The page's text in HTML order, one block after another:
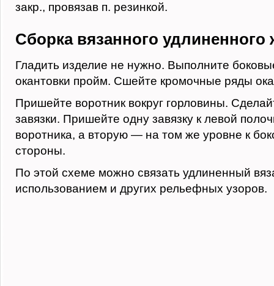
закр., провязав п. резинкой.
Сборка вязанного удлиненного
Гладить изделие не нужно. Выполните
окантовки пройм. Сшейте кромочные ряды
Пришейте воротник вокруг горловины.
завязки. Пришейте одну завязку к левой
воротника, а вторую — на том же уровне к
стороны.
По этой схеме можно связать удлиненный
использованием и других рельефных узоров.